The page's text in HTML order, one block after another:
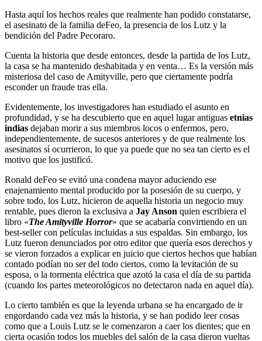
Hasta aquí los hechos reales que realmente han podido constatarse,
el asesinato de la familia deFeo, la presencia de los Lutz y la
bendición del Padre Pecoraro.
Cuenta la historia que desde entonces, desde la partida de los Lutz,
la casa se ha mantenido deshabitada y en venta… Es la versión más
misteriosa del caso de Amityville, pero que ciertamente podría
esconder un fraude tras ella.
Evidentemente, los investigadores han estudiado el asunto en
profundidad, y se ha descubierto que en aquel lugar antiguas etnias
indias dejaban morir a sus miembros locos o enfermos, pero,
independientemente, de sucesos anteriores y de que realmente los
asesinatos sí ocurrieron, lo que ya puede que no sea tan cierto es el
motivo que los justificó.
Ronald deFeo se evitó una condena mayor aduciendo ese
enajenamiento mental producido por la posesión de su cuerpo, y
sobre todo, los Lutz, hicieron de aquella historia un negocio muy
rentable, pues dieron la exclusiva a Jay Anson quien escribiera el
libro «The Amityville Horror» que se acabaría convirtiendo en un
best-seller con películas incluidas a sus espaldas. Sin embargo, los
Lutz fueron denunciados por otro editor que quería esos derechos y
se vieron forzados a explicar en juicio que ciertos hechos que habían
contado podían no ser del todo ciertos, como la levitación de su
esposa, o la tormenta eléctrica que azotó la casa el día de su partida
(cuando los partes meteorológicos no detectaron nada en aquel día).
Lo cierto también es que la leyenda urbana se ha encargado de ir
engordando cada vez más la historia, y se han podido leer cosas
como que a Louis Lutz se le comenzaron a caer los dientes; que en
cierta ocasión todos los muebles del salón de la casa dieron vueltas